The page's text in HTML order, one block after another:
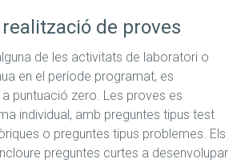
de proves
de les activitats de laboratori o
en el període programat, es
puntuació zero. Les proves es
individual, amb preguntes tipus test
o preguntes tipus problemes. Els
preguntes curtes a desenvolupar